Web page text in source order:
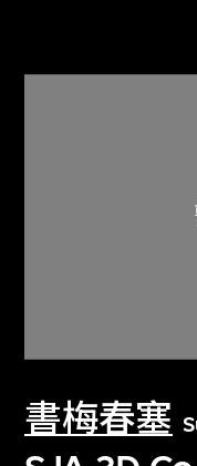
書梅春塞
關於M+藏品
探索世界頂級
文化藏品。